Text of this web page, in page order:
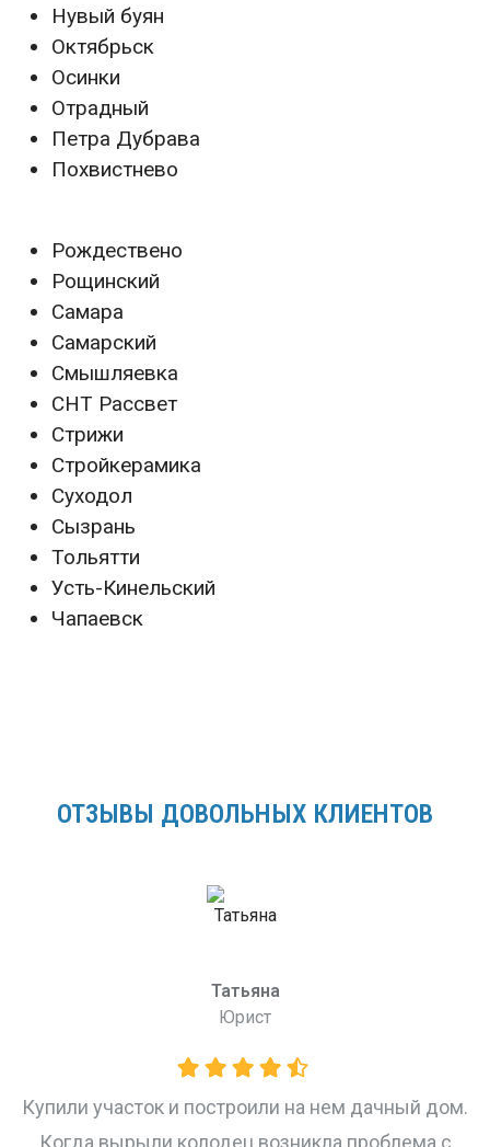
Нувый буян
Октябрьск
Осинки
Отрадный
Петра Дубрава
Похвистнево
Рождествено
Рощинский
Самара
Самарский
Смышляевка
СНТ Рассвет
Стрижи
Стройкерамика
Суходол
Сызрань
Тольятти
Усть-Кинельский
Чапаевск
ОТЗЫВЫ ДОВОЛЬНЫХ КЛИЕНТОВ
и построили на нем дачный дом.